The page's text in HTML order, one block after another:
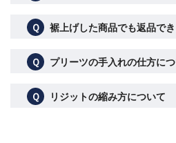
Ｑ 裾上げした商品でも返品で
Ｑ プリーツの手入れの仕方に
Ｑ リジットの縮み方について